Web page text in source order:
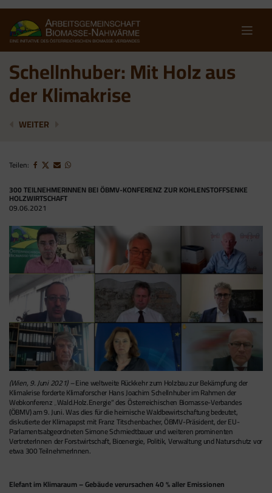
content
Schellnhuber: Mit Holz aus
der Klimakrise
HOLZENERGIE DECKT ÜBER 40 % DES HEIMISCHEN
WEITER
Teilen:
300 TEILNEHMERINNEN BEI ÖBMV-KONFERENZ ZUR KOHLENSTOFFSENKE
HOLZWIRTSCHAFT
09.06.2021
(Wien, 9. Juni 2021) –Eine weltweite Rückkehr zum Holzbau zur Bekämpfung der
Klimakrise forderte Klimaforscher Hans Joachim Schellnhuber im Rahmen der
Webkonferenz „Wald.Holz.Energie“ des Österreichischen Biomasse-Verbandes
(ÖBMV) am 9. Juni. Was dies für die heimische Waldbewirtschaftung bedeutet,
diskutierte der Klimapapst mit Franz Titschenbacher, ÖBMV-Präsident, der EU-
Parlamentsabgeordneten Simone Schmiedtbauer und weiteren prominenten
VertreterInnen der Forstwirtschaft, Bioenergie, Politik, Verwaltung und Naturschutz vor
etwa 300 TeilnehmerInnen.
Elefant im Klimaraum – Gebäude verursachen 40 % aller Emissionen